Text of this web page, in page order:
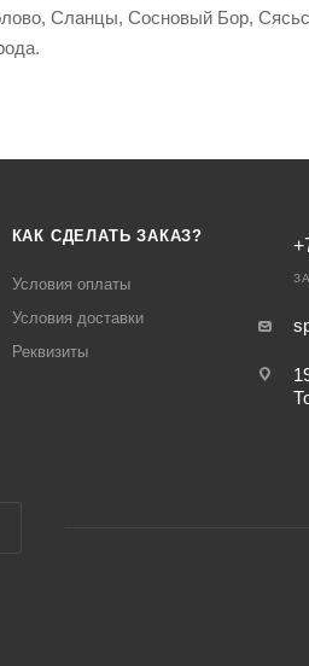
Сланцы, Сосновый Бор,
КАК СДЕЛАТЬ ЗАКАЗ?
Условия оплаты
Условия доставки
Реквизиты